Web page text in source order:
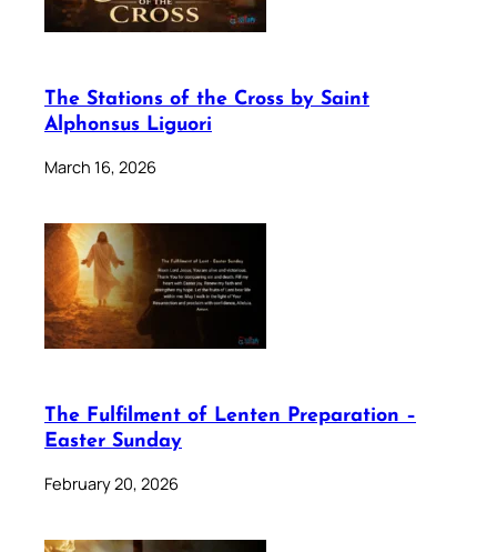
The Stations of the Cross by Saint
Alphonsus Liguori
March 16, 2026
The Fulfilment of Lenten Preparation –
Easter Sunday
February 20, 2026